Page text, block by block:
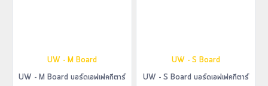
UW - M Board
UW - M Board บอร์ดเอฟเฟคกีตาร์
UW - S Board
UW - S Board บอร์ดเอฟเฟคกีตาร์